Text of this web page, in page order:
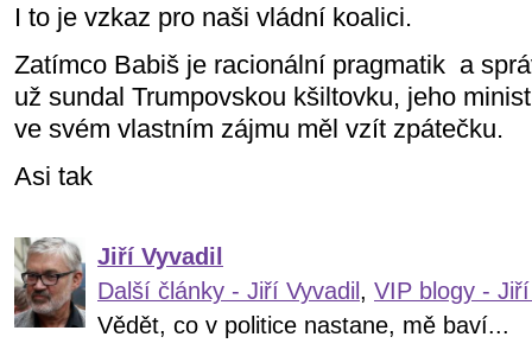
I to je vzkaz pro naši vládní koalici.
Zatímco Babiš je racionální pragmatik a
už sundal Trumpovskou kšiltovku, jeho
ve svém vlastním zájmu měl vzít zpátečku.
Asi tak
Jiří Vyvadil
Další články - Jiří Vyvadil , VIP blogy -
Vědět, co v politice nastane, mě baví...